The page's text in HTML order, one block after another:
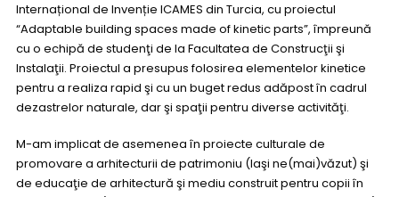
Internațional de Invenție ICAMES din Turcia, cu proiectul
“Adaptable building spaces made of kinetic parts”, împreună
cu o echipă de studenţi de la Facultatea de Construcţii şi
Instalaţii. Proiectul a presupus folosirea elementelor kinetice
pentru a realiza rapid şi cu un buget redus adăpost în cadrul
dezastrelor naturale, dar şi spaţii pentru diverse activităţi.
M-am implicat de asemenea în proiecte culturale de
promovare a arhitecturii de patrimoniu (Iaşi ne(mai)văzut) şi
de educaţie de arhitectură şi mediu construit pentru copii în